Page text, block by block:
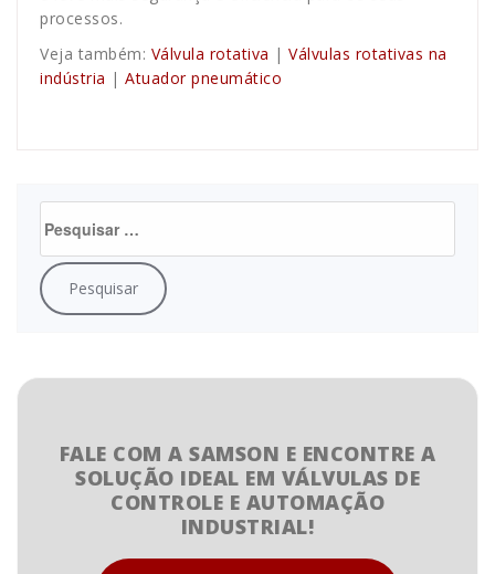
processos.
Veja também: Válvula rotativa | Válvulas rotativas na
indústria | Atuador pneumático
FALE COM A SAMSON E ENCONTRE A
SOLUÇÃO IDEAL EM VÁLVULAS DE
CONTROLE E AUTOMAÇÃO
INDUSTRIAL!